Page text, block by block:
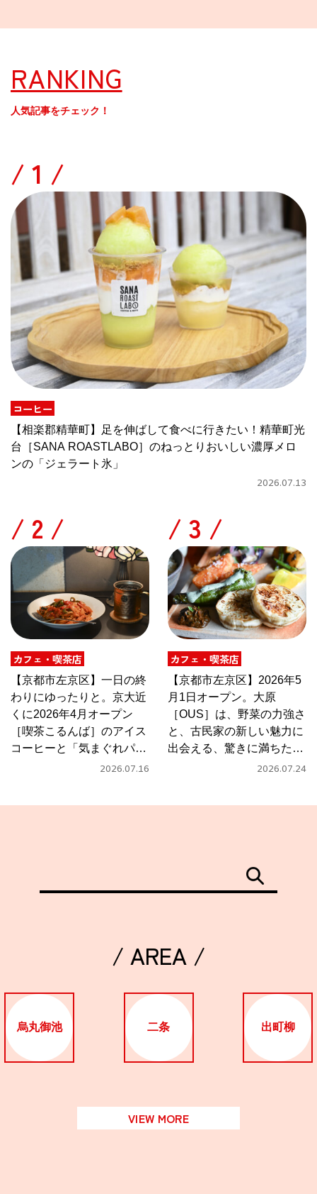
RANKING
人気記事をチェック！
/
コーヒー
【相楽郡精華町】足を伸ばして食べに行きたい！精華町光
台［SANA ROASTLABO］のねっとりおいしい濃厚メロ
ンの「ジェラート氷」
2026.07.13
/
カフェ・喫茶店
【京都市左京区】一日の終
わりにゆったりと。京大近
くに2026年4月オープン
［喫茶こるんば］のアイス
コーヒーと「気まぐれパス
2026.07.16
/
カフェ・喫茶店
【京都市左京区】2026年5
月1日オープン。大原
［OUS］は、野菜の力強さ
と、古民家の新しい魅力に
出会える、驚きに満ちたカ
2026.07.24
/ AREA /
烏丸御池 二条 出町柳
VIEW MORE